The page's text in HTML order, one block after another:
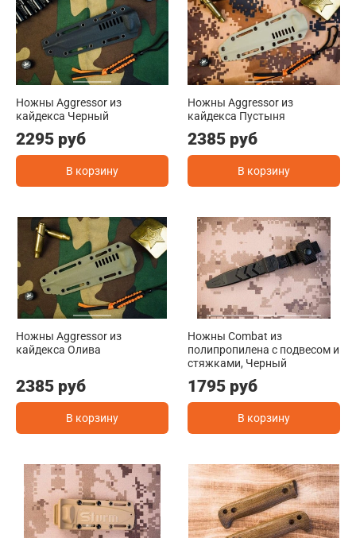
Ножны Aggressor из
кайдекса Черный
2295 руб
В корзину
Ножны Aggressor из
кайдекса Пустыня
2385 руб
В корзину
Ножны Aggressor из
кайдекса Олива
2385 руб
В корзину
Ножны Combat из
полипропилена с подвесом и
стяжками, Черный
1795 руб
В корзину